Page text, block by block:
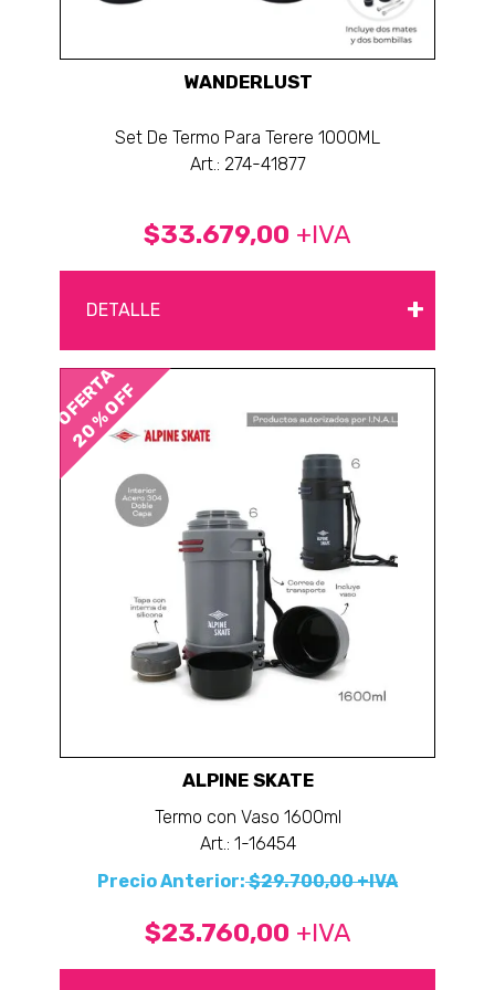
WANDERLUST
Set De Termo Para Terere 1000ML
Art.: 274-41877
$33.679,00 +IVA
DETALLE +
OFERTA
20 % OFF
ALPINE SKATE
Termo con Vaso 1600ml
Art.: 1-16454
Precio Anterior:$29.700,00 +IVA
$23.760,00 +IVA